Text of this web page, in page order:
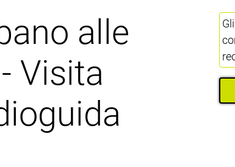
alle
Visita